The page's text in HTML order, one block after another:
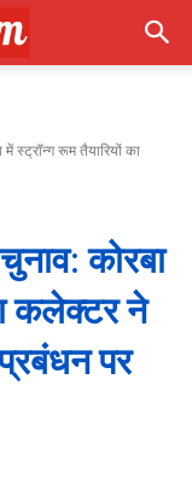
स्ट्रॉन्ग रूम तैयारियों का
कोरबा
कलेक्टर ने
पर